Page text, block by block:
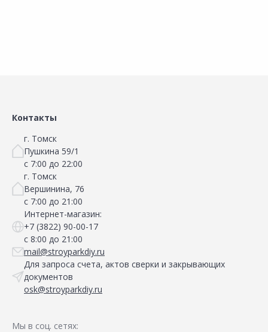
Контакты
г. Томск
Пушкина 59/1
с 7:00 до 22:00
г. Томск
Вершинина, 76
с 7:00 до 21:00
Интернет-магазин:
+7 (3822) 90-00-17
с 8:00 до 21:00
mail@stroyparkdiy.ru
Для запроса счета, актов сверки и закрывающих
документов
osk@stroyparkdiy.ru
Мы в соц. сетях: